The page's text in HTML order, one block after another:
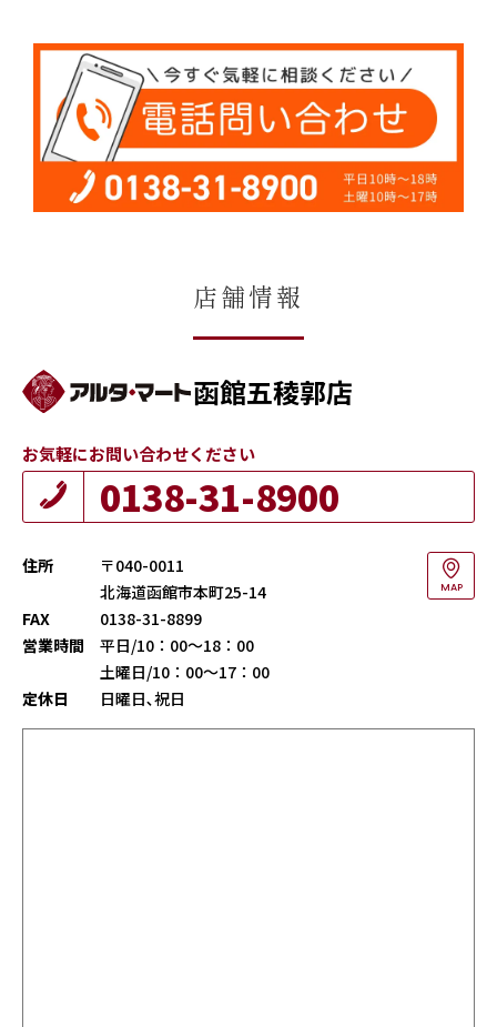
店舗情報
函館五稜郭店
お気軽にお問い合わせください
0138-31-8900
住所
〒040-0011
北海道函館市本町25-14
MAP
FAX
0138-31-8899
営業時間
平日/10：00～18：00
土曜日/10：00～17：00
定休日
日曜日､祝日